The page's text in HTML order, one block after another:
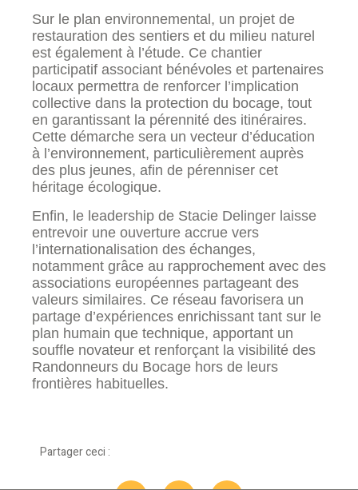
Sur le plan environnemental, un projet de
restauration des sentiers et du milieu naturel
est également à l’étude. Ce chantier
participatif associant bénévoles et partenaires
locaux permettra de renforcer l’implication
collective dans la protection du bocage, tout
en garantissant la pérennité des itinéraires.
Cette démarche sera un vecteur d’éducation
à l’environnement, particulièrement auprès
des plus jeunes, afin de pérenniser cet
héritage écologique.
Enfin, le leadership de Stacie Delinger laisse
entrevoir une ouverture accrue vers
l’internationalisation des échanges,
notamment grâce au rapprochement avec des
associations européennes partageant des
valeurs similaires. Ce réseau favorisera un
partage d’expériences enrichissant tant sur le
plan humain que technique, apportant un
souffle novateur et renforçant la visibilité des
Randonneurs du Bocage hors de leurs
frontières habituelles.
Partager ceci :